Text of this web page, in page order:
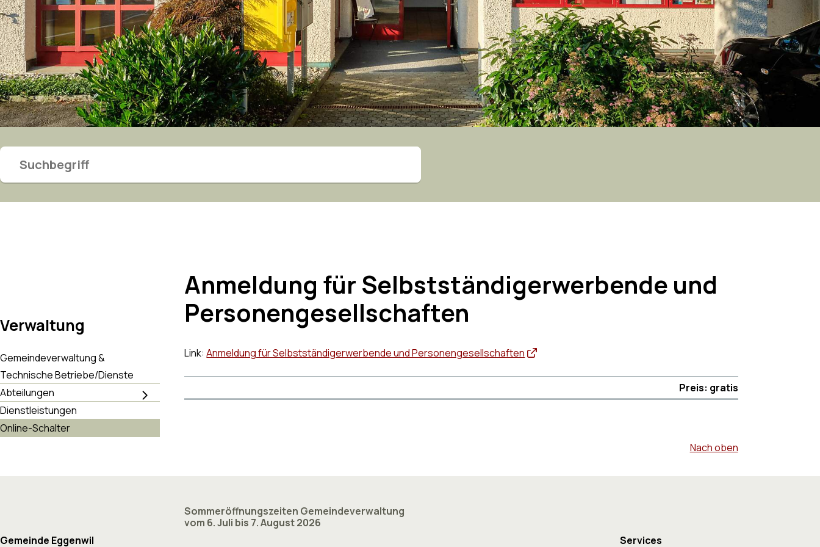
Suchbegriff
Verwaltung
Gemeindeverwaltung &
Technische Betriebe/Dienste
Abteilungen
Dienstleistungen
Online-Schalter
Anmeldung für Selbstständigerwerbende und
Personengesellschaften
Link:Anmeldung für Selbstständigerwerbende und Personengesellschaften
Preis: gratis
Nach oben
Gemeinde Eggenwil
Sommeröffnungszeiten Gemeindeverwaltung
vom 6. Juli bis 7. August 2026
Services